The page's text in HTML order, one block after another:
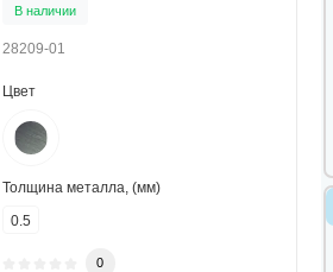
В наличии
28209-01
Цвет
Толщина металла, (мм)
0.5
0